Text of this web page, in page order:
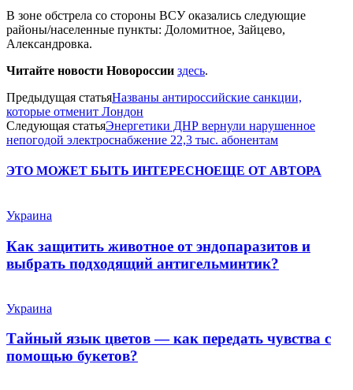
В зоне обстрела со стороны ВСУ оказались следующие
районы/населенные пункты: Доломитное, Зайцево,
Александровка.
Читайте новости Новороссии здесь.
Предыдущая статьяНазваны антироссийские санкции,
которые отменит Лондон
Следующая статьяЭнергетики ДНР вернули нарушенное
непогодой электроснабжение 22,3 тыс. абонентам
ЭТО МОЖЕТ БЫТЬ ИНТЕРЕСНОЕЩЕ ОТ АВТОРА
Украина
Как защитить животное от эндопаразитов и
выбрать подходящий антигельминтик?
Украина
Тайный язык цветов — как передать чувства с
помощью букетов?